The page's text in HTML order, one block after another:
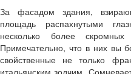
За фасадом здания,
площадь распахнутыми
несколько более скромных
Примечательно, что в них вы
свойственные не только
итальянским зодчим.